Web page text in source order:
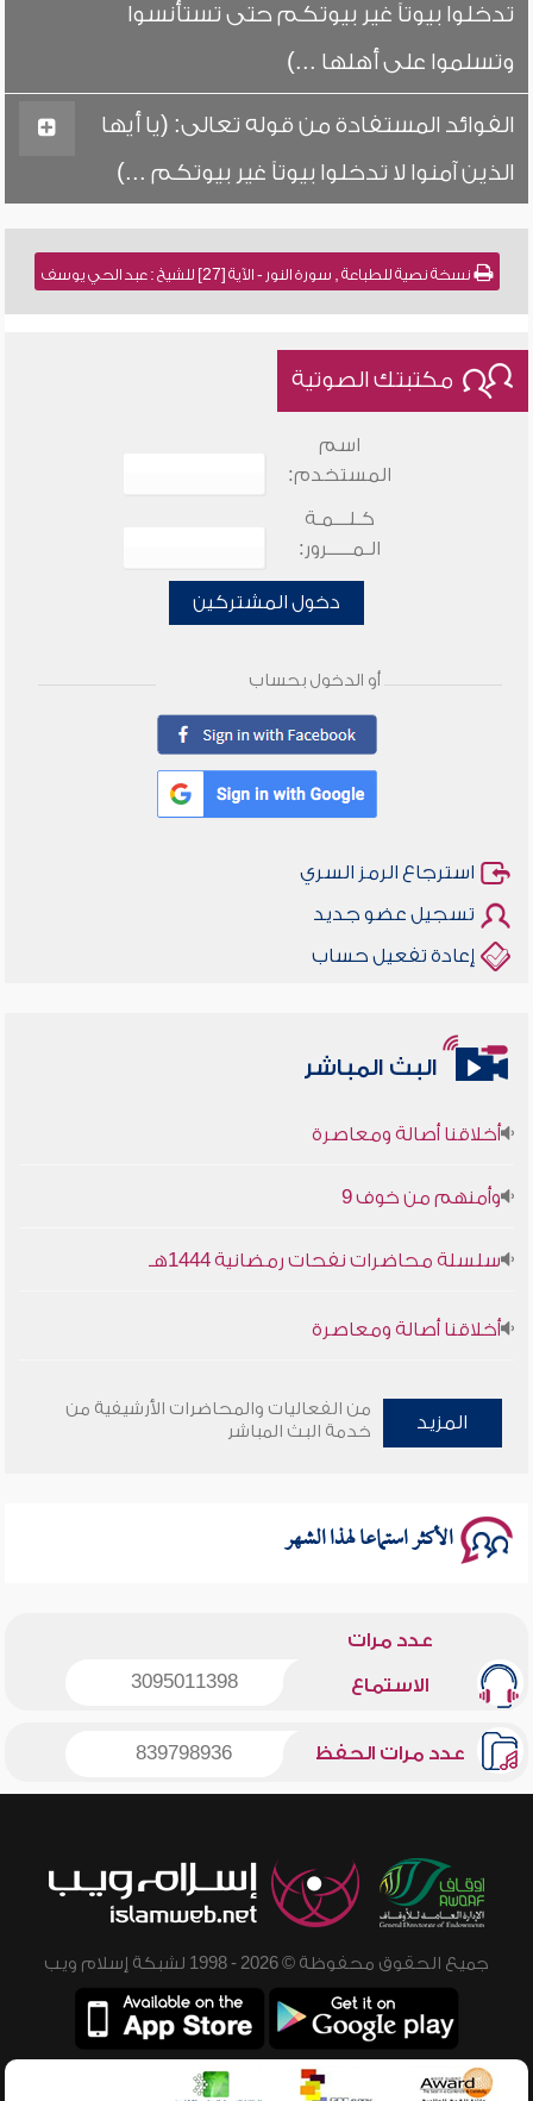
تدخلوا بيوتاً غير بيوتكم حتى تستأنسوا
وتسلموا على أهلها ...)
الفوائد المستفادة من قوله تعالى: (يا أيها
الذين آمنوا لا تدخلوا بيوتاً غير بيوتكم ...)
نسخة نصية للطباعة , سورة النور - الآية [27] للشيخ : عبد الحي يوسف
مكتبتك الصوتية
اسم
المستخدم:
كـلـــمـة
الـمـــــرور:
دخول المشتركين
أو الدخول بحساب
استرجاع الرمز السري
تسجيل عضو جديد
إعادة تفعيل حساب
البث المباشر
سلسلة محاضرات نفحات رمضانية 1444هـ
المزيد
من الفعاليات والمحاضرات الأرشيفية من
خدمة البث المباشر
الأكثر استماعا لهذا الشهر
عدد مرات
الاستماع 3095011398
عدد مرات الحفظ 839798936
جميع الحقوق محفوظة © 2026 - 1998 لشبكة إسلام ويب